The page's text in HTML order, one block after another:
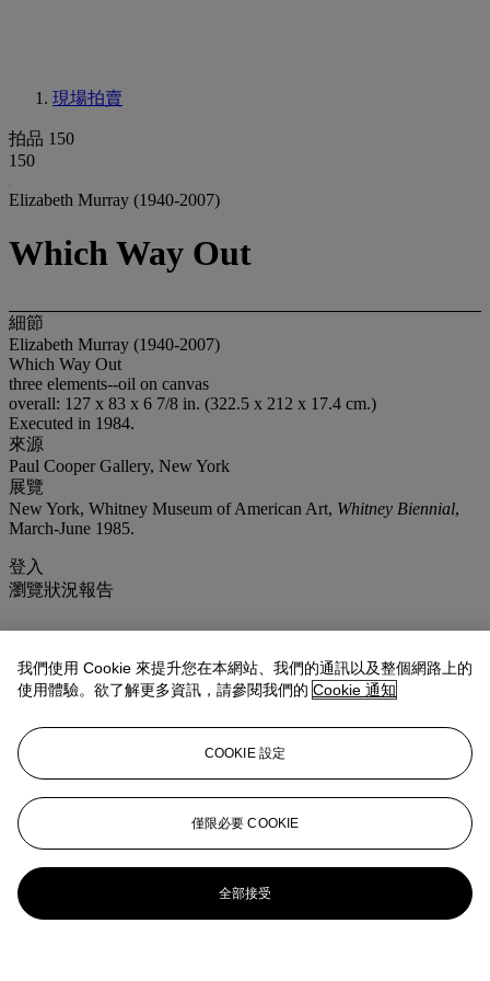
現場拍賣
拍品 150
150
Elizabeth Murray (1940-2007)
Which Way Out
細節
Elizabeth Murray (1940-2007)
Which Way Out
three elements--oil on canvas
overall: 127 x 83 x 6 7/8 in. (322.5 x 212 x 17.4 cm.)
Executed in 1984.
來源
Paul Cooper Gallery, New York
展覽
New York, Whitney Museum of American Art, Whitney Biennial,
March-June 1985.
登入
瀏覽狀況報告
我們使用 Cookie 來提升您在本網站、我們的通訊以及整個網路上的
使用體驗。欲了解更多資訊，請參閱我們的 Cookie 通知
COOKIE 設定
僅限必要 COOKIE
全部接受